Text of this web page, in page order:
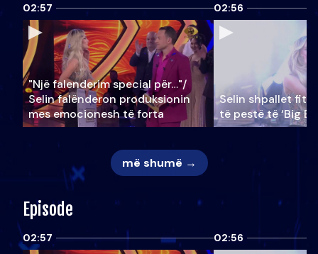
02:57
"Një falenderim special për…"/
Selin falënderon produksionin
mes emocionesh të forta
02:56
Selin shpallet
të pestë të ‘Big
më shumë →
Episode
02:57 02:56